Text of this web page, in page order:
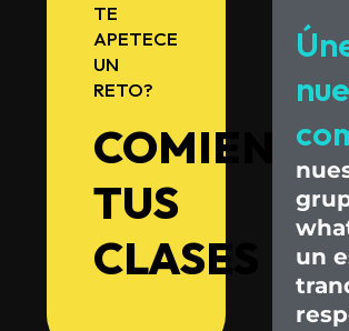
TE
APETECE
UN
RETO?
COMIENZA
TUS
CLASES
un